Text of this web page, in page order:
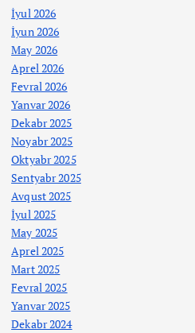
İyul 2026
İyun 2026
May 2026
Aprel 2026
Fevral 2026
Yanvar 2026
Dekabr 2025
Noyabr 2025
Oktyabr 2025
Sentyabr 2025
Avqust 2025
İyul 2025
May 2025
Aprel 2025
Mart 2025
Fevral 2025
Yanvar 2025
Dekabr 2024